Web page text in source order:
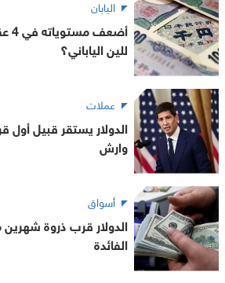
اليابان
للين الياباني؟
عملات
الدولار يستقر قبيل أول
وارش
أسواق
الدولار قرب ذروة شهرين
الفائدة